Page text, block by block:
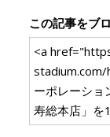
この記事をブ
<a
ーポレーショ
寿総本店」を